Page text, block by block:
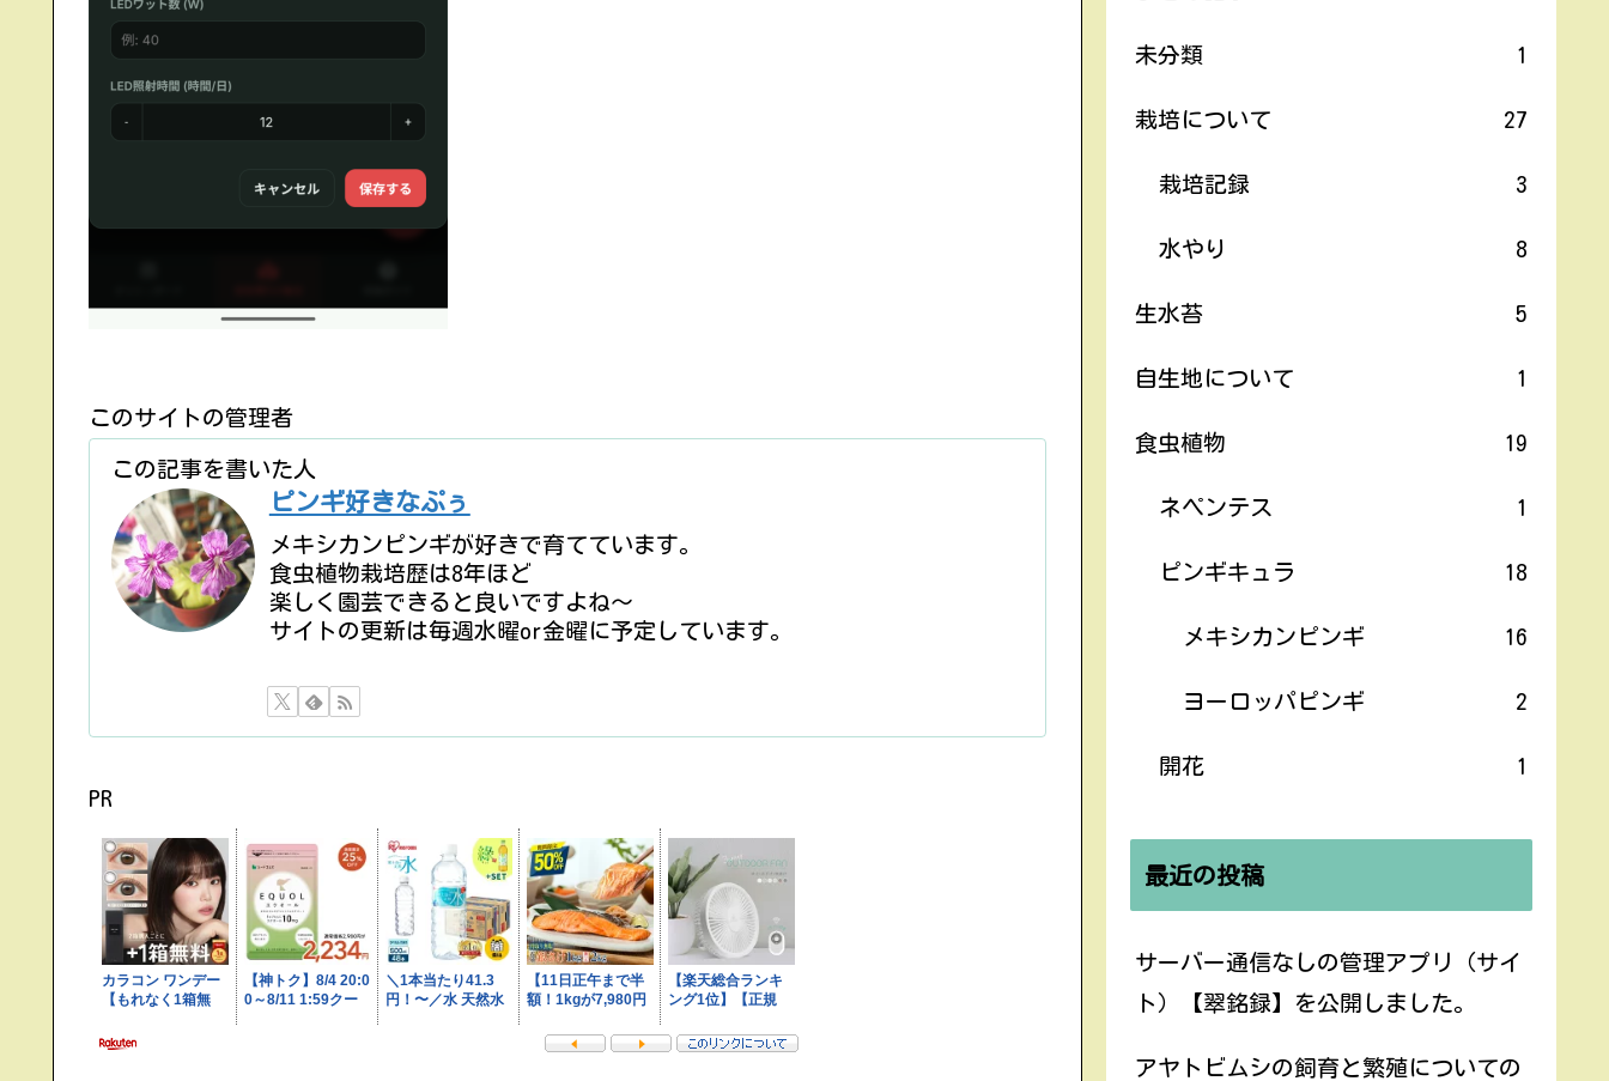
このサイトの管理者
この記事を書いた人
ピンギ好きなぷぅ
メキシカンピンギが好きで育てています。
食虫植物栽培歴は8年ほど
楽しく園芸できると良いですよね〜
サイトの更新は毎週水曜or金曜に予定しています。
PR
未分類 1
栽培について 27
栽培記録 3
水やり 8
生水苔 5
自生地について 1
食虫植物 19
ネペンテス 1
ピンギキュラ 18
メキシカンピンギ 16
ヨーロッパピンギ 2
開花 1
最近の投稿
サーバー通信なしの管理アプリ（サイ
ト）【翠銘録】を公開しました。
アヤトビムシの飼育と繁殖についての